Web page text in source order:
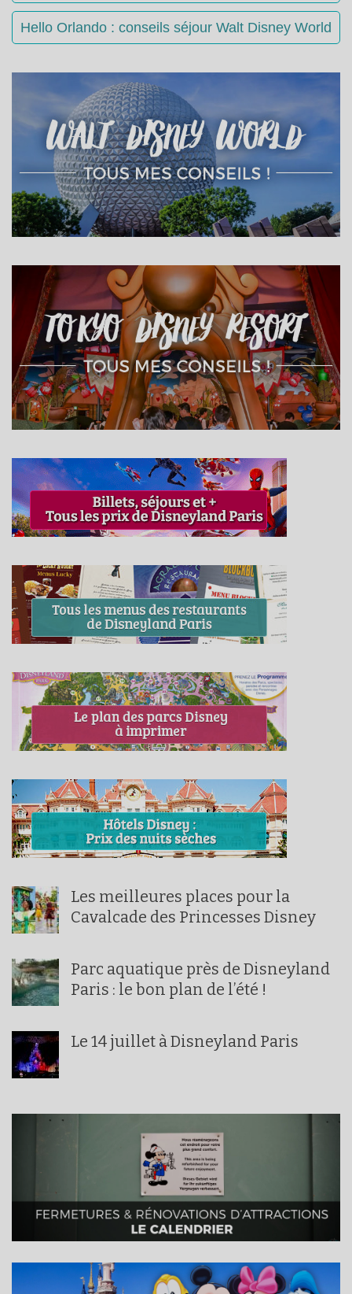
Hello Orlando : conseils séjour Walt Disney World
Les meilleures places pour la
Cavalcade des Princesses Disney
Parc aquatique près de Disneyland
Paris : le bon plan de l’été !
Le 14 juillet à Disneyland Paris